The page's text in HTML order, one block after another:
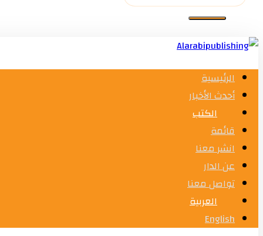
الرئيسية
أحدث الأخبار
الكتب
قائمة
انشر معنا
عن الدار
تواصل معنا
العربية
English